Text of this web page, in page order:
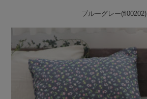
ブルーグレー(fl00202)